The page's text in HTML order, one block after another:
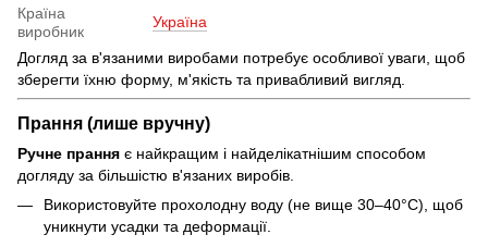
Країна
виробник
Україна
Догляд за в'язаними виробами потребує особливої уваги, щоб
зберегти їхню форму, м'якість та привабливий вигляд.
Прання (лише вручну)
Ручне прання є найкращим і найделікатнішим способом
догляду за більшістю в'язаних виробів.
Використовуйте прохолодну воду (не вище 30–40°C), щоб
уникнути усадки та деформації.